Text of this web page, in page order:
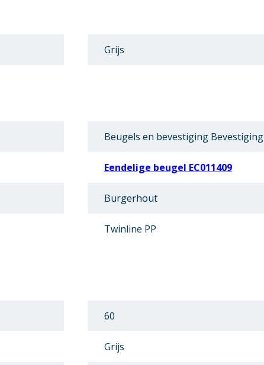
Grijs
Beugels en bevestiging Bevestiging
Eendelige beugel EC011409
Burgerhout
Twinline PP
60
Grijs